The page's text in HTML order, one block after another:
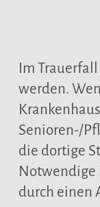
Im
werden.
Senioren-/
die dortige
Notwendige
durch einen